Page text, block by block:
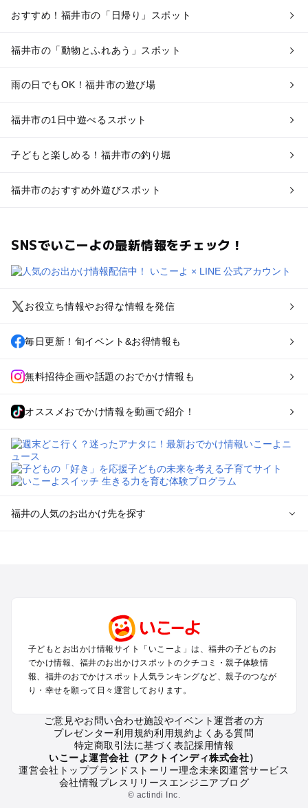
おすすめ！福井市の「日帰り」スポット
福井市の「動物とふれあう」スポット
雨の日でもOK！福井市の遊び場
福井市の1日中遊べるスポット
子どもと楽しめる！福井市の釣り堀
福井市のおすすめ外遊びスポット
SNSでいこーよの最新情報をチェック！
お役立ち情報やお得な情報を発信
毎日更新！旬イベント&お得情報も
無料招待企画や話題のおでかけ情報も
オススメおでかけ情報を動画で紹介！
福井の人気のお出かけ先を探す
越前・越前海岸のプールお出かけ
福井の定番お出かけスポット
福井の遊園地
福井の動物園
福井の釣り
福井の牧場
福井のプール
福井のアスレチック
福井の公園・総合公園
子どもとお出かけ情報サイト「いこーよ」は、福井の子どものお
でかけ情報、福井のお出かけスポットのクチコミ・親子体験情
報、福井のおでかけスポット人気ランキングなど、親子のつなが
り・幸せを願って日々運営しております。
ご意見やお問い合わせ施設やイベント運営者の方
プレゼンター利用規約利用規約よくある質問
特定商取引法に基づく表記採用情報
いこーよ運営会社（アクトインディ株式会社）
運営会社トップブランドストーリー理念未来図運営サービス
会社情報プレスリリース エンジニアブログ
© actindi Inc.